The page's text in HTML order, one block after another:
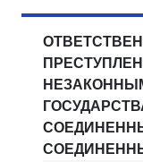
Выберите тему —